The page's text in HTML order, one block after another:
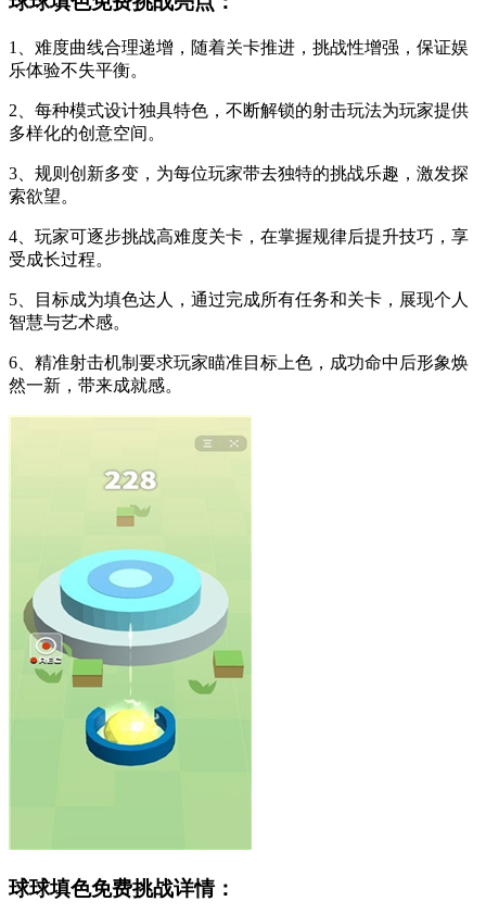
1、难度曲线合理递增，随着关卡推进，挑战性增强，保证娱
乐体验不失平衡。
2、每种模式设计独具特色，不断解锁的射击玩法为玩家提供
多样化的创意空间。
3、规则创新多变，为每位玩家带去独特的挑战乐趣，激发探
索欲望。
4、玩家可逐步挑战高难度关卡，在掌握规律后提升技巧，享
受成长过程。
5、目标成为填色达人，通过完成所有任务和关卡，展现个人
智慧与艺术感。
6、精准射击机制要求玩家瞄准目标上色，成功命中后形象焕
然一新，带来成就感。
球球填色免费挑战详情：